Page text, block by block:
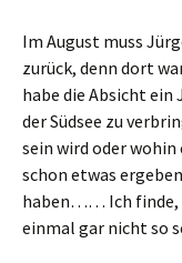
Im August muss
zurück, denn dort
habe die Absicht ein
der Südsee zu
sein wird oder wohin
schon etwas
haben…… Ich finde,
einmal gar nicht so